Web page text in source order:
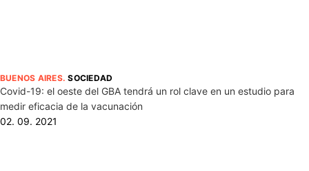
BUENOS AIRES.SOCIEDAD
Covid-19: el oeste del GBA tendrá un rol clave en un estudio para
medir eficacia de la vacunación
02. 09. 2021